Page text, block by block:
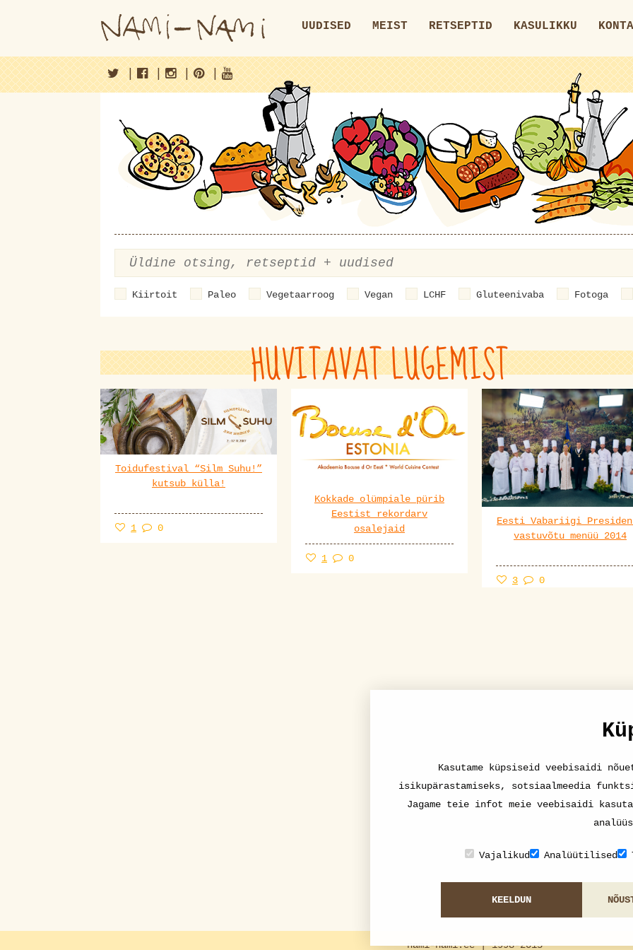
UUDISED MEIST RETSEPTID KASULIKKU
| | | |
Kiirtoit Paleo Vegetaarroog Vegan LCHF Gluteenivaba Fotoga
HUVITAVAT LUGEMIST
Toidufestival “Silm Suhu!”
kutsub külla!
1 0
Kokkade olümpiale pürib
Eestist rekordarv
osalejaid
1 0
Eesti Vabariigi
vastuvõtu menüü 2014
3 0
nami-nami.ee | 1998-2015
Kasutame küpsiseid veebisaidi
isikupärastamiseks, sotsiaalmeedia
Jagame teie infot meie veebisaidi
Vajalikud Analüütilised
KEELDUN